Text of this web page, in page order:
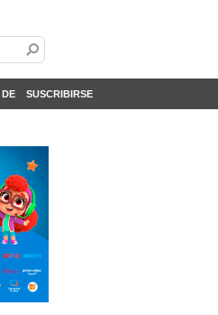
SUSCRIBIRSE